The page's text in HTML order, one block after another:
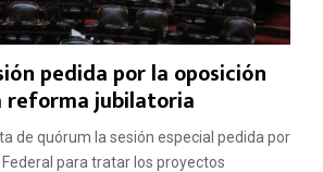
pedida por la oposición
jubilatoria
de quórum la sesión especial pedida por
para tratar los proyectos